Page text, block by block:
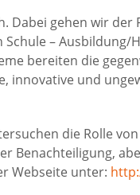
Dabei gehen wir der
– Ausbildung/
bereiten die
innovative und
die Rolle von
Benachteiligung,
Webseite unter: